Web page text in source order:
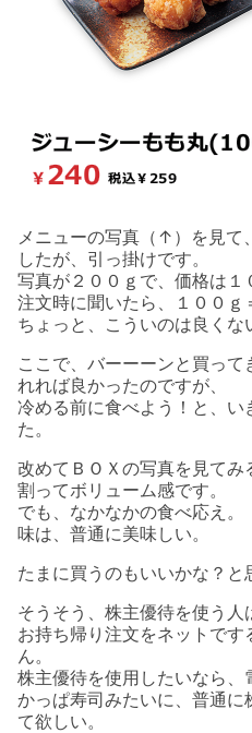
メニューの写真（↑）を見て
したが、引っ掛けです。
写真が２００ｇで、価格は１
注文時に聞いたら、１００ｇ
ちょっと、こういのは良くな
ここで、バーーーンと買っ
れれば良かったのですが、
冷める前に食べよう！と、い
た。
改めてＢＯＸの写真を見てみ
割ってボリューム感です。
でも、なかなかの食べ応え。
味は、普通に美味しい。
たまに買うのもいいかな？と
そうそう、株主優待を使う人
お持ち帰り注文をネットで
ん。
株主優待を使用したいなら、
かっぱ寿司みたいに、普通
て欲しい。